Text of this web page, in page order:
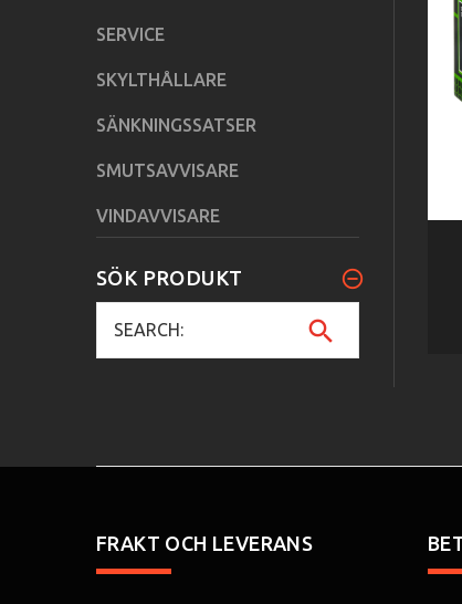
SERVICE
SKYLTHÅLLARE
SÄNKNINGSSATSER
SMUTSAVVISARE
VINDAVVISARE
SÖK PRODUKT
FRAKT OCH LEVERANS